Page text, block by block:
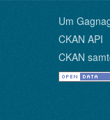
Um
CKAN API
CKAN